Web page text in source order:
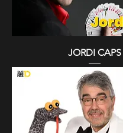
JORDI CAPS